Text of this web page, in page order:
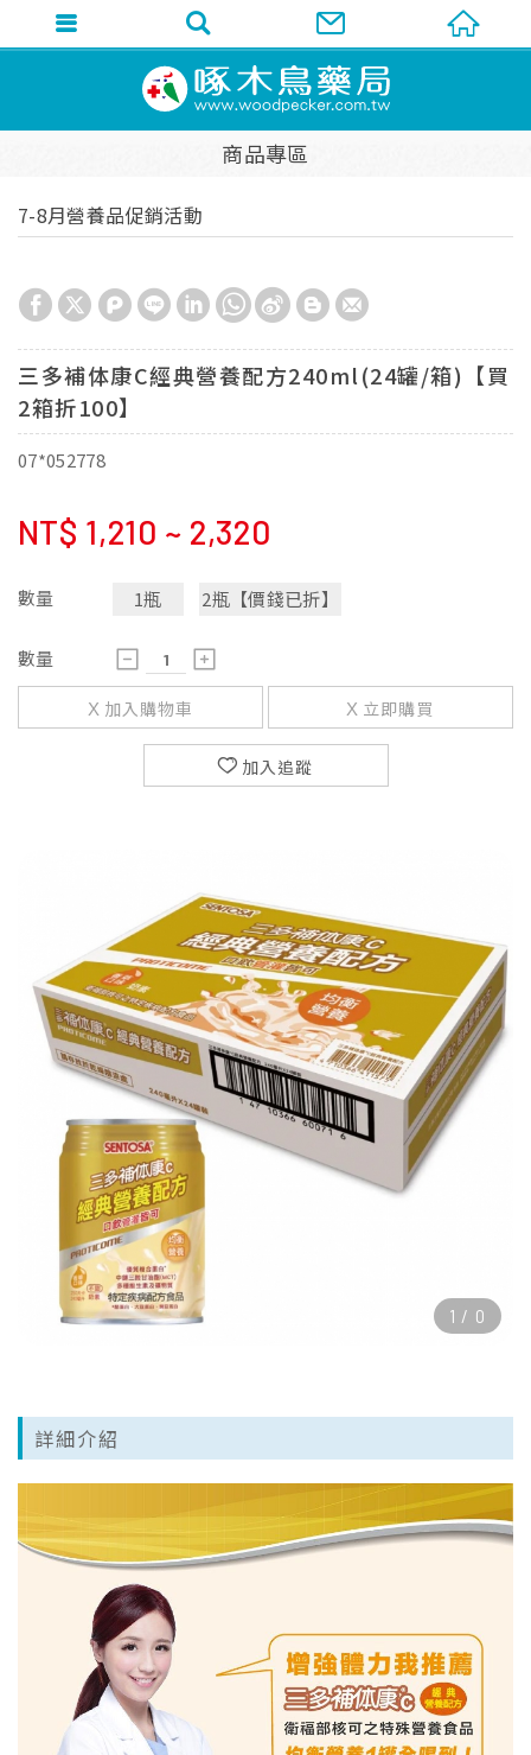
商品專區
7-8月營養品促銷活動
三多補体康C經典營養配方240ml(24罐/箱)【買
2箱折100】
07*052778
NT$ 1,210 ~ 2,320
數量 1瓶 2瓶【價錢已折】
數量
加入購物車 立即購買
加入追蹤
1 / 0
詳細介紹